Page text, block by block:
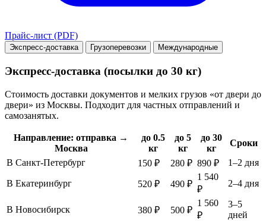
Прайс-лист (PDF)
Экспресс-доставка Грузоперевозки Международные
Экспресс-доставка (посылки до 30 кг)
Стоимость доставки документов и мелких грузов «от двери до
двери» из Москвы. Подходит для частных отправлений и
самозанятых.
Направление: отправка →
Москва
до 0.5
кг
до 5
кг
до 30
кг
Сроки
В Санкт-Петербург
150 ₽ 280 ₽ 890 ₽ 1–2 дня
В Екатеринбург 520 ₽ 490 ₽
1 540
₽
2–4 дня
В Новосибирск 380 ₽ 500 ₽
1 560
₽
3–5
дней